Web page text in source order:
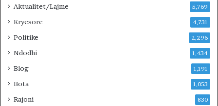
Aktualitet/Lajme 5,769
Kryesore 4,731
Politike 2,296
Ndodhi 1,434
Blog 1,191
Bota 1,053
Rajoni 830